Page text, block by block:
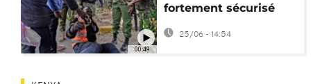
00:49
fortement sécurisé
pour les 2 ans du
25/06 - 14:54